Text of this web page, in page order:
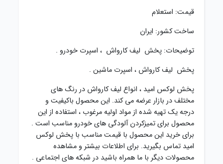
قیمت: استعلام
ساخت کشور: ایران
توضیحات: پخش لیف کارواش ، اسپرت خودرو .
پخش لیف کارواش ، اسپرت ماشین .
پخش لوکس امید ، انواع لیف کارواش در رنگ های
مختلف در بازار عرضه می کند. این محصول باکیفیت و
درجه یک تهیه شده از مواد اولیه مرغوب ، استفاده از این
محصول برای تمیزکردن آلودگی های خودرو مناسب است .
برای خرید این محصول با قیمت مناسب با پخش لوکس
امید تماس بگیرید. برای اطلاعات بیشتر و مشاهده
محصولات دیگر با ما همراه باشید در شبکه های اجتماعی .